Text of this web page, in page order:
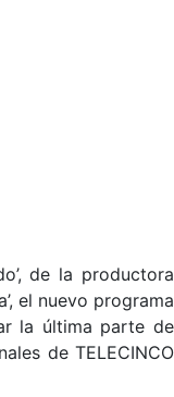
de la productora
el nuevo programa
la última parte de
de TELECINCO